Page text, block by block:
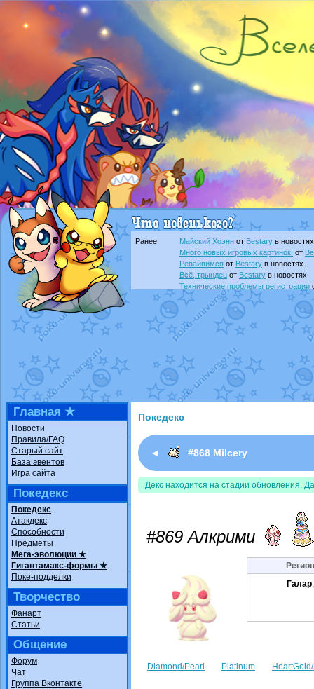
Ранее Майский Хоэнн от Bestary в
Много новых игровых картинок! от
Ревайвимся от Bestary в новостях.
Всё, трындец от Bestary в новостях.
Технические проблемы регистрации
доброе утро славянеот Dakkuв
Йолда и Мимикьюот MavisNyanCat
Недовольный котомангуст
от
The Dark Wishmakerот Randomon в
в
ilovearceus
Raging Boltот GraceDaFox
в
Shadow mismagius от
в
художник
от vicavica в фанарте.
Главная ★
Новости
Правила/FAQ
Старый сайт
База эвентов
Игра сайта
Покедекс
Покедекс
Атакдекс
Способности
Предметы
Мега-эволюции ★
Гигантамакс-формы ★
Поке-подделки
Творчество
Фанарт
Статьи
Общение
Форум
Чат
Группа Вконтакте
Покедекс
◄ #868 Milcery
Декс находится на стадии обновления.
#869 Алкрими
Галар
Diamond/Pearl Platinum